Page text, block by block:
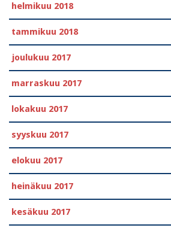
helmikuu 2018
tammikuu 2018
joulukuu 2017
marraskuu 2017
lokakuu 2017
syyskuu 2017
elokuu 2017
heinäkuu 2017
kesäkuu 2017